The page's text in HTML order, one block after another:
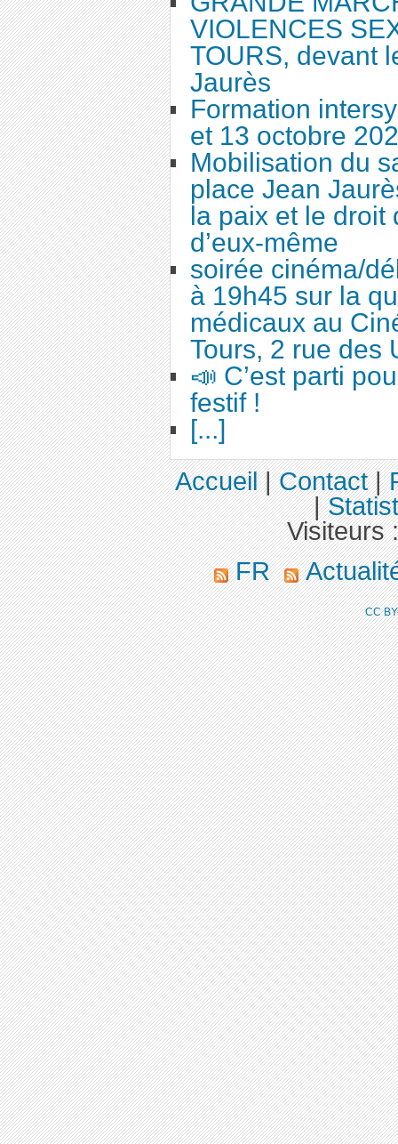
VIOLENCES
TOURS, devant
Jaurès
Formation
et 13 octobre
Mobilisation du
place Jean
la paix et le
d’eux-même
soirée cinéma/
à 19h45 sur la
médicaux au
Tours, 2 rue des
📣 C’est parti
festif !
[...]
Accueil|Contact|
|
Visiteurs
FR
CC